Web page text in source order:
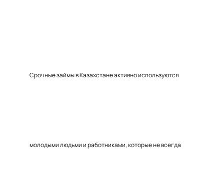
Срочные займы в Казахстане активно используются
молодыми людьми и работниками, которые не всегда